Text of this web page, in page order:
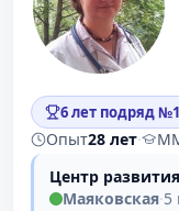
6 лет подряд
Опыт28 лет·
Центр
Маяковская·5